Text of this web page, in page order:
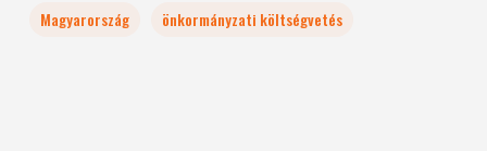
Magyarország
önkormányzati költségvetés